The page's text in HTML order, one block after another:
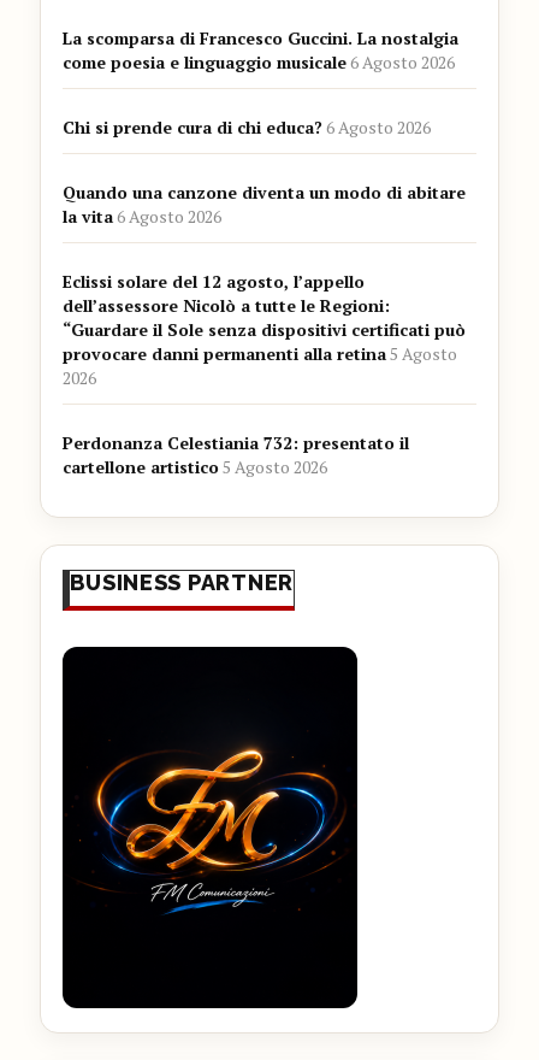
La scomparsa di Francesco Guccini. La nostalgia
come poesia e linguaggio musicale6 Agosto 2026
Chi si prende cura di chi educa?6 Agosto 2026
Quando una canzone diventa un modo di abitare
la vita6 Agosto 2026
Eclissi solare del 12 agosto, l’appello
dell’assessore Nicolò a tutte le Regioni:
“Guardare il Sole senza dispositivi certificati può
provocare danni permanenti alla retina5 Agosto
2026
Perdonanza Celestiania 732: presentato il
cartellone artistico5 Agosto 2026
BUSINESS PARTNER